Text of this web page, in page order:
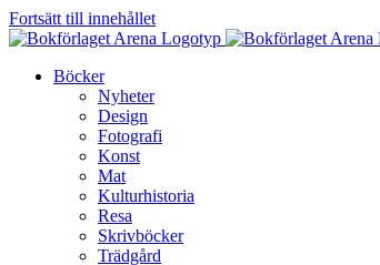
Fortsätt till innehållet
Böcker
Nyheter
Design
Fotografi
Konst
Mat
Kulturhistoria
Resa
Skrivböcker
Trädgård